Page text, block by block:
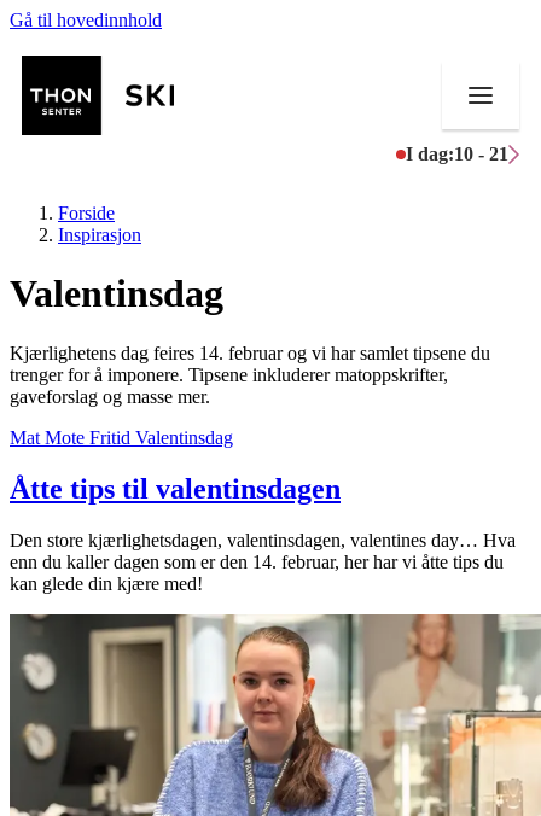
Gå til hovedinnhold
I dag:10 - 21
Mat og drikke
Helse
Aktiviteter
Inspirasjon
Søk
Åpningstider
Forside
Inspirasjon
Valentinsdag
Kjærlighetens dag feires 14. februar og vi har samlet tipsene du
trenger for å imponere. Tipsene inkluderer matoppskrifter,
gaveforslag og masse mer.
Mat Mote Fritid Valentinsdag
Åtte tips til valentinsdagen
Den store kjærlighetsdagen, valentinsdagen, valentines day… Hva
enn du kaller dagen som er den 14. februar, her har vi åtte tips du
kan glede din kjære med!